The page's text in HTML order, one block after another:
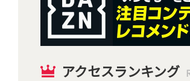
アクセスランキング